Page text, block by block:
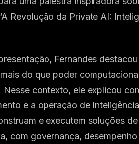
Revolução da Private AI:
Fernandes
do que poder
Nesse contexto, ele explicou
e a operação de
e executem soluções
com governança,